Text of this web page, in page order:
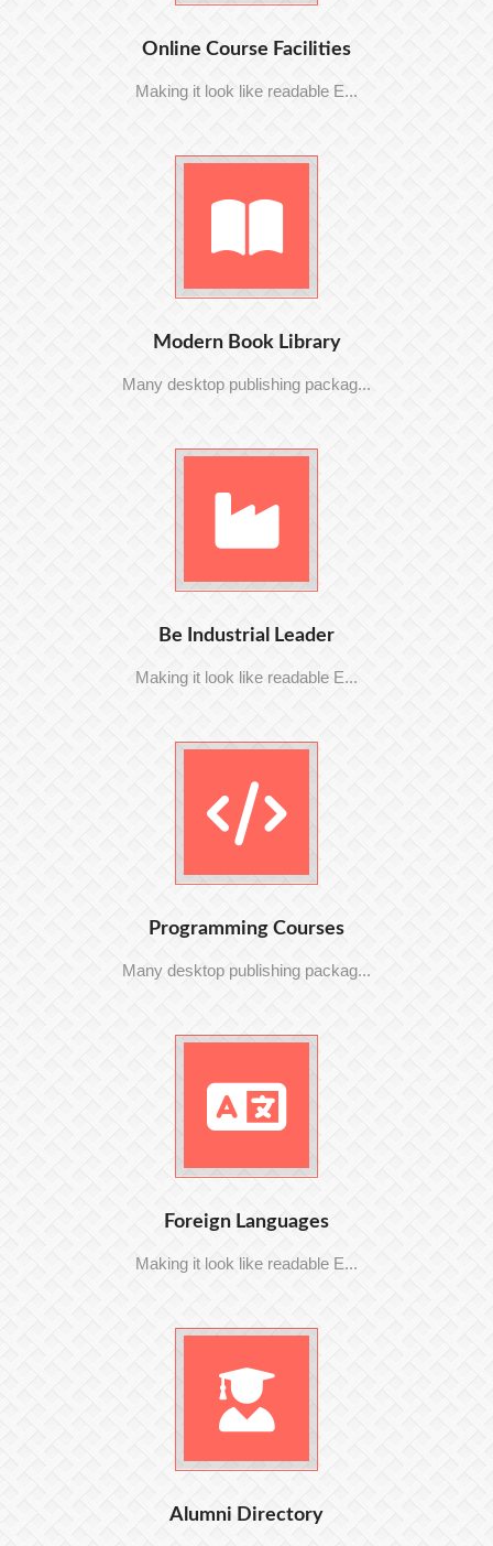
Online Course Facilities
Making it look like readable E...
Modern Book Library
Many desktop publishing packag...
Be Industrial Leader
Making it look like readable E...
Programming Courses
Many desktop publishing packag...
Foreign Languages
Making it look like readable E...
Alumni Directory